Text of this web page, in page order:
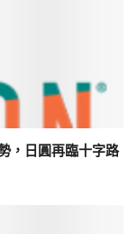
，日圓再臨十字路